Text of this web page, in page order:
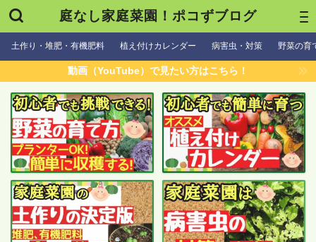
庭なし家庭菜園！ポコずブログ
土作り・堆肥・有機肥料 植え付けカレンダー 病害虫・対策 野菜の育
動画（YouTube）で見たい方はこちら！